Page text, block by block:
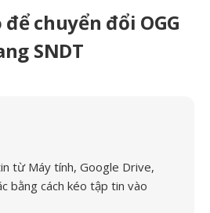
chuyển đổi OGG
SNDT
từ Máy tính, Google Drive,
bằng cách kéo tập tin vào